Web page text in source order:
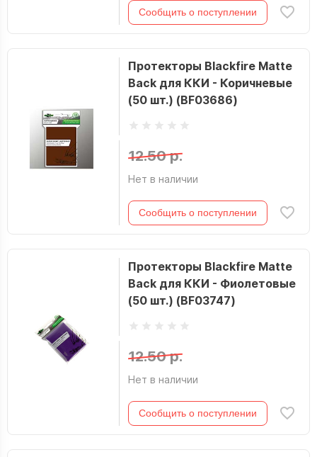
Сообщить о поступлении
Протекторы Blackfire Matte
Back для ККИ - Коричневые
(50 шт.) (BF03686)
12.50 р.
Нет в наличии
Сообщить о поступлении
Протекторы Blackfire Matte
Back для ККИ - Фиолетовые
(50 шт.) (BF03747)
12.50 р.
Нет в наличии
Сообщить о поступлении